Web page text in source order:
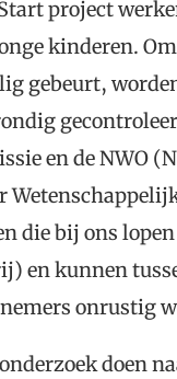
project
kinderen.
gebeurt,
en de NWO
die bij ons
en kunnen
onrustig
doen